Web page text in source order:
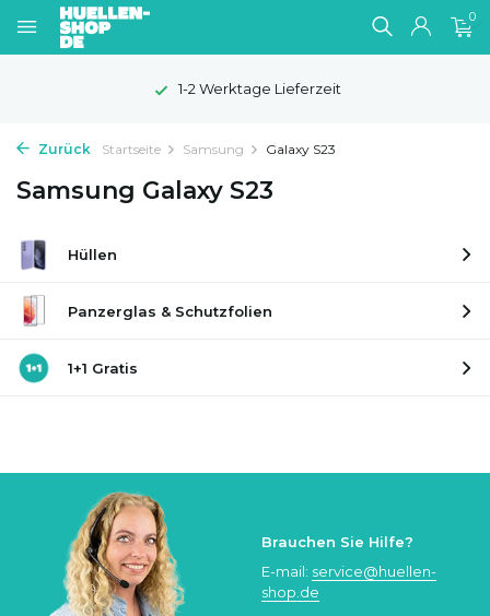
0
1-2 Werktage Lieferzeit
Zurück Startseite Samsung Galaxy S23
Samsung Galaxy S23
Hüllen
Panzerglas & Schutzfolien
1+1 Gratis
Brauchen Sie Hilfe?
E-mail: service@huellen-
shop.de